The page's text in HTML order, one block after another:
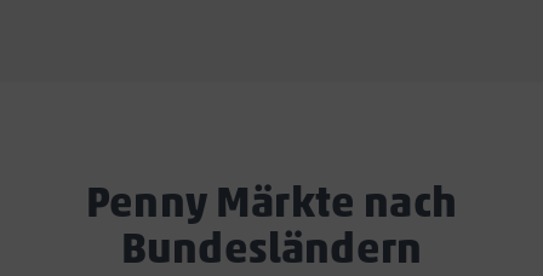
Penny Märkte nach
Bundesländern